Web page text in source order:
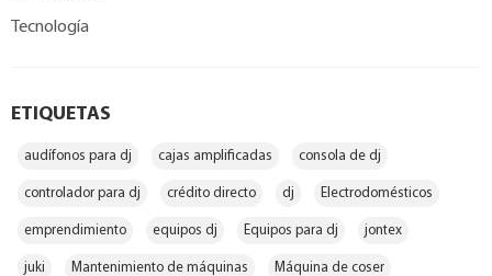
Tecnología
ETIQUETAS
audífonos para dj cajas amplificadas consola de dj
controlador para dj crédito directo dj Electrodomésticos
emprendimiento equipos dj Equipos para dj jontex
juki Mantenimiento de máquinas Máquina de coser